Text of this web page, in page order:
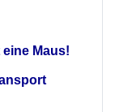
Maus!